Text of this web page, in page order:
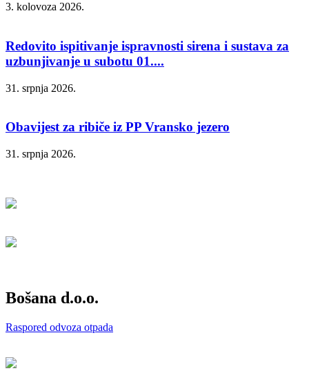
3. kolovoza 2026.
Redovito ispitivanje ispravnosti sirena i sustava za
uzbunjivanje u subotu 01....
31. srpnja 2026.
Obavijest za ribiče iz PP Vransko jezero
31. srpnja 2026.
Bošana d.o.o.
Raspored odvoza otpada